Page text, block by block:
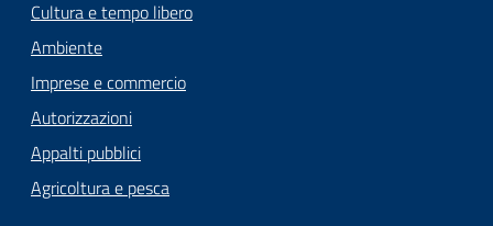
Cultura e tempo libero
Ambiente
Imprese e commercio
Autorizzazioni
Appalti pubblici
Agricoltura e pesca